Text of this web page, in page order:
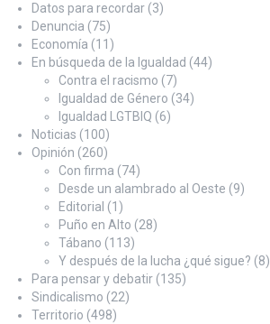
Datos para recordar (3)
Denuncia (75)
Economía (11)
En búsqueda de la Igualdad (44)
Contra el racismo (7)
Igualdad de Género (34)
Igualdad LGTBIQ (6)
Noticias (100)
Opinión (260)
Con firma (74)
Desde un alambrado al Oeste (9)
Editorial (1)
Puño en Alto (28)
Tábano (113)
Y después de la lucha ¿qué sigue? (8)
Para pensar y debatir (135)
Sindicalismo (22)
Territorio (498)